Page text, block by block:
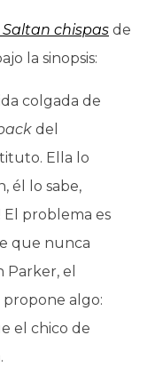
Saltan chispas de
la sinopsis:
colgada de
del
Ella lo
él lo sabe,
El problema es
que nunca
Parker, el
algo:
el chico de